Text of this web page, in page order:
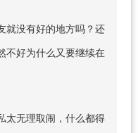
就没有好的地方吗？还
不好为什么又要继续在
太无理取闹，什么都得